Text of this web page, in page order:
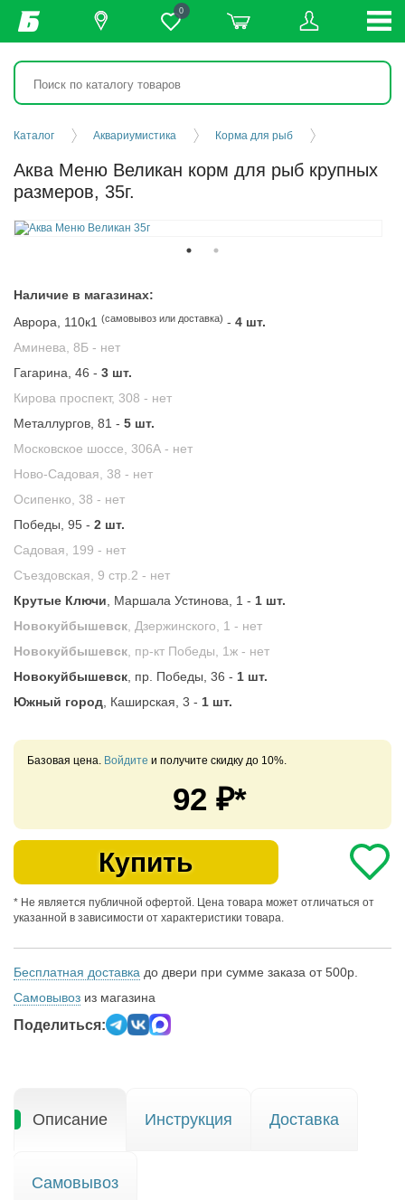
0
Каталог Аквариумистика Корма для рыб
Аква Меню Великан корм для рыб крупных
размеров, 35г.
Наличие в магазинах:
Аврора, 110к1 (самовывоз или доставка) - 4 шт.
Аминева, 8Б - нет
Гагарина, 46 - 3 шт.
Кирова проспект, 308 - нет
Металлургов, 81 - 5 шт.
Московское шоссе, 306А - нет
Ново-Садовая, 38 - нет
Осипенко, 38 - нет
Победы, 95 - 2 шт.
Садовая, 199 - нет
Съездовская, 9 стр.2 - нет
Крутые Ключи , Маршала Устинова, 1 - 1 шт.
Новокуйбышевск , Дзержинского, 1 - нет
Новокуйбышевск , пр-кт Победы, 1ж - нет
Новокуйбышевск , пр. Победы, 36 - 1 шт.
Южный город , Каширская, 3 - 1 шт.
Базовая цена. Войдите и получите скидку до 10%.
92 ₽*
Купить
* Не является публичной офертой. Цена товара может отличаться от
указанной в зависимости от характеристики товара.
Бесплатная доставка до двери при сумме заказа от 500р.
Самовывоз из магазина
Поделиться:
Описание Инструкция Доставка
Самовывоз